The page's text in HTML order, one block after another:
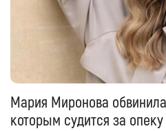
Мария Миронова
которым судится за